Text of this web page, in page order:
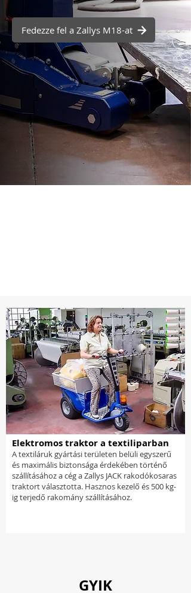
Fedezze fel a Zallys M18-at
Elektromos traktor a textiliparban
A textiláruk gyártási területen belüli egyszerű
és maximális biztonsága érdekében történő
szállításához a cég a Zallys JACK rakodókosaras
traktort választotta. Hasznos kezelő és 500 kg-
ig terjedő rakomány szállításához.
GYIK